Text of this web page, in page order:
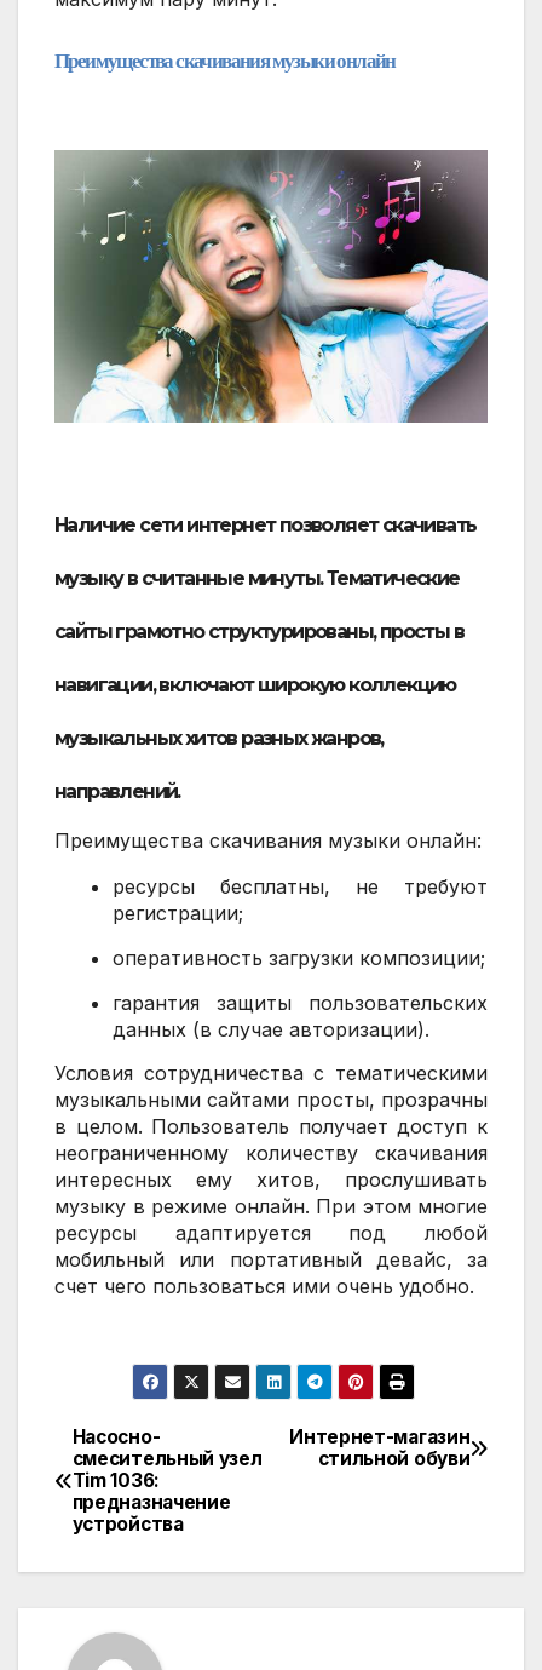
Преимущества скачивания музыки онлайн
Наличие сети интернет позволяет скачивать
музыку в считанные минуты. Тематические
сайты грамотно структурированы, просты в
навигации, включают широкую коллекцию
музыкальных хитов разных жанров,
направлений.
Преимущества скачивания музыки онлайн:
ресурсы бесплатны, не требуют
регистрации;
оперативность загрузки композиции;
гарантия защиты пользовательских
данных (в случае авторизации).
Условия сотрудничества с тематическими
музыкальными сайтами просты, прозрачны
в целом. Пользователь получает доступ к
неограниченному количеству скачивания
интересных ему хитов, прослушивать
музыку в режиме онлайн. При этом многие
ресурсы адаптируется под любой
мобильный или портативный девайс, за
счет чего пользоваться ими очень удобно.
Навигация
по
записям
Интернет-магазин
стильной обуви
Насосно-
смесительный узел
Tim 1036:
предназначение
устройства